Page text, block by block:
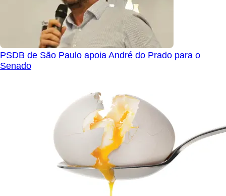
PSDB de São Paulo apoia André do Prado para o
Senado